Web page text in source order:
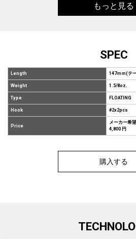
もっと見る
SPEC
Length 147ｍｍ(テ
Weight 1.5/8oz.
Type FLOATING
Hook #2x2pcs
Price
メーカー希
4,800 円
購入する